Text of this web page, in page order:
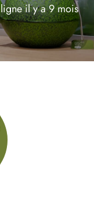
ligneil y a 9 mois